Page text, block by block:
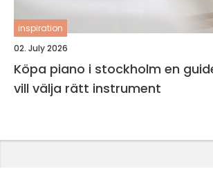
inspiration
02. July 2026
Köpa piano i stockholm en guide för dig som
vill välja rätt instrument